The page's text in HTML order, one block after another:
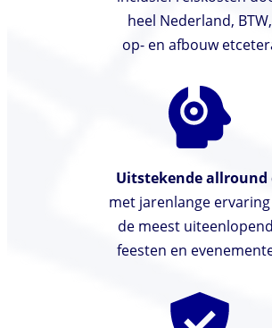
heel Nederland, BTW,
op- en afbouw
Uitstekende allround
met jarenlange
de meest
feesten en